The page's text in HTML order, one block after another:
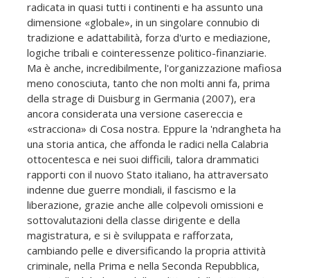
radicata in quasi tutti i continenti e ha assunto una
dimensione «globale», in un singolare connubio di
tradizione e adattabilità, forza d'urto e mediazione,
logiche tribali e cointeressenze politico-finanziarie.
Ma è anche, incredibilmente, l'organizzazione mafiosa
meno conosciuta, tanto che non molti anni fa, prima
della strage di Duisburg in Germania (2007), era
ancora considerata una versione casereccia e
«stracciona» di Cosa nostra. Eppure la 'ndrangheta ha
una storia antica, che affonda le radici nella Calabria
ottocentesca e nei suoi difficili, talora drammatici
rapporti con il nuovo Stato italiano, ha attraversato
indenne due guerre mondiali, il fascismo e la
liberazione, grazie anche alle colpevoli omissioni e
sottovalutazioni della classe dirigente e della
magistratura, e si è sviluppata e rafforzata,
cambiando pelle e diversificando la propria attività
criminale, nella Prima e nella Seconda Repubblica,